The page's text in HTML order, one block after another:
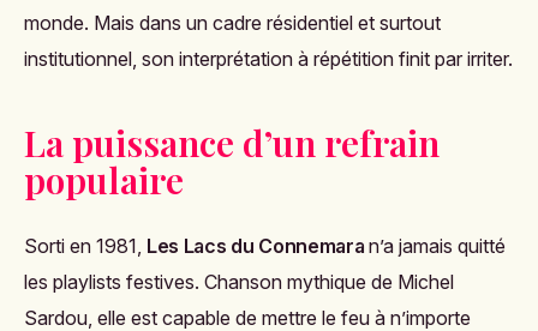
monde. Mais dans un cadre résidentiel et surtout
institutionnel, son interprétation à répétition finit par irriter.
La puissance d’un refrain
populaire
Sorti en 1981, Les Lacs du Connemara n’a jamais quitté
les playlists festives. Chanson mythique de Michel
Sardou, elle est capable de mettre le feu à n’importe